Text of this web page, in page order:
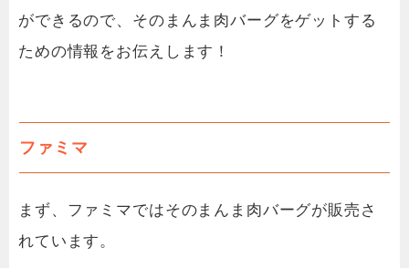
ができるので、そのまんま肉バーグをゲットする
ための情報をお伝えします！
ファミマ
まず、ファミマではそのまんま肉バーグが販売さ
れています。